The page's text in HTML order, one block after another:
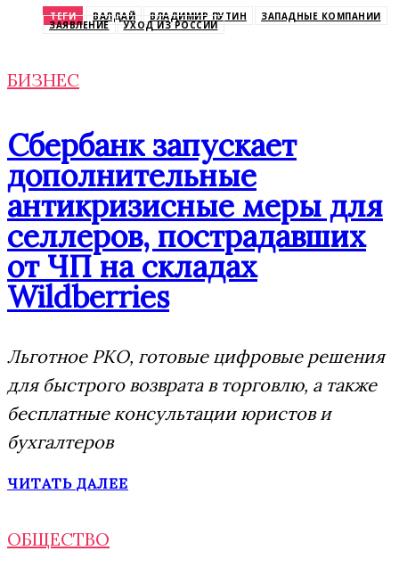
ТЕГИ ВАЛДАЙ ВЛАДИМИР ПУТИН ЗАПАДНЫЕ КОМПАНИИ
ЗАЯВЛЕНИЕ УХОД ИЗ РОССИИ
БИЗНЕС
Сбербанк запускает
дополнительные
антикризисные меры для
селлеров, пострадавших
от ЧП на складах
Wildberries
Льготное РКО, готовые цифровые решения
для быстрого возврата в торговлю, а также
бесплатные консультации юристов и
бухгалтеров
ЧИТАТЬ ДАЛЕЕ
ОБЩЕСТВО